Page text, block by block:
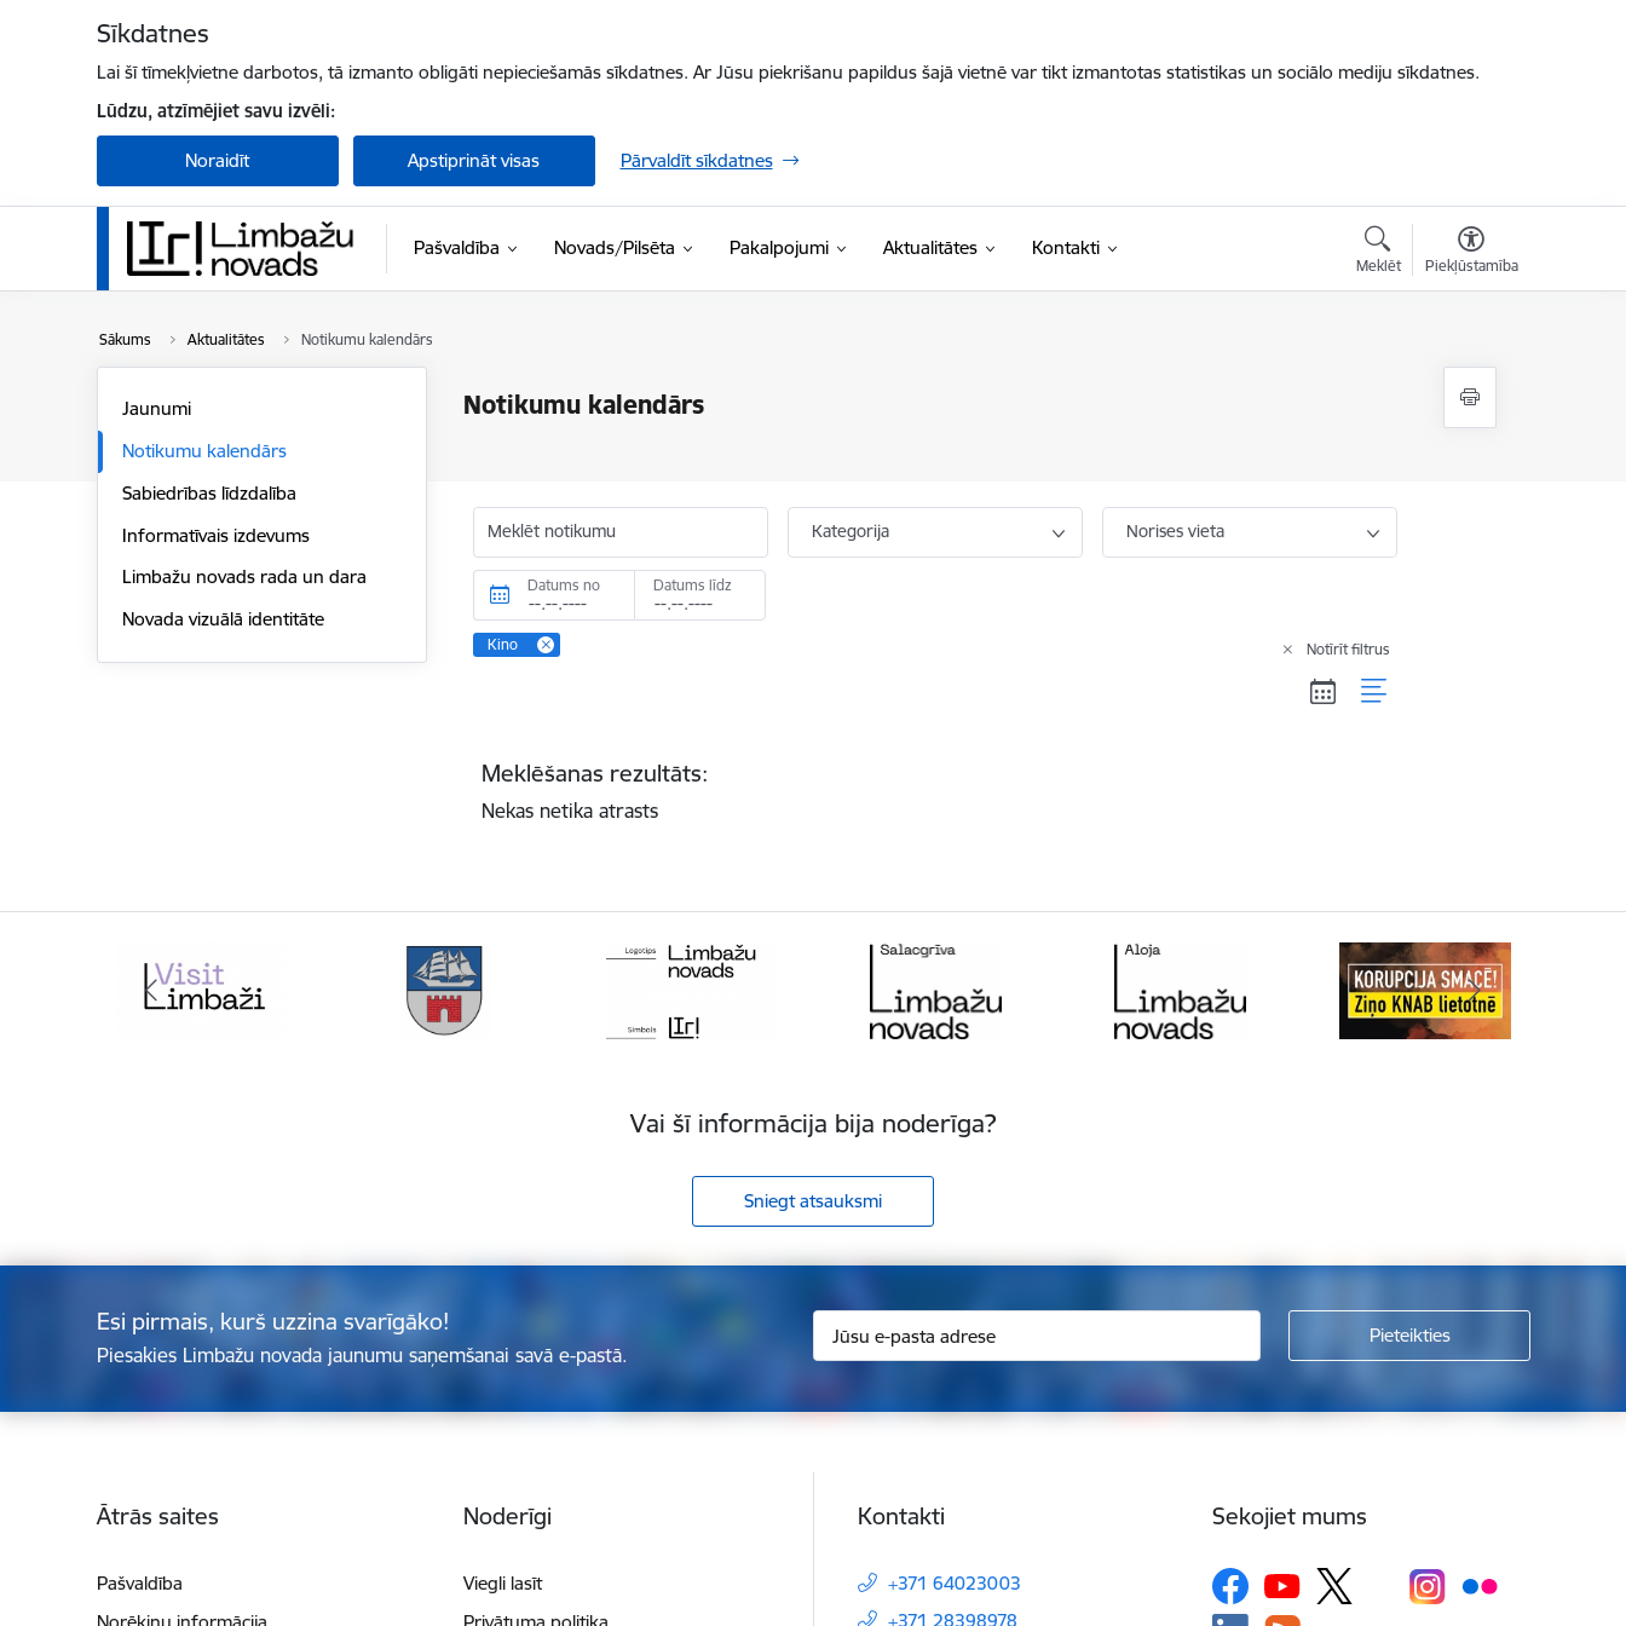
Sīkdatnes
Lai šī tīmekļvietne darbotos, tā izmanto obligāti nepieciešamās sīkdatnes. Ar Jūsu piekrišanu papildus šajā vietnē var tikt izmantotas statistikas un sociālo mediju sīkdatnes.
Lūdzu, atzīmējiet savu izvēli:
Noraidīt Apstiprināt visas Pārvaldīt sīkdatnes
Pašvaldība Novads/Pilsēta Pakalpojumi Aktualitātes Kontakti
Meklēt Piekļūstamība
Sākums Aktualitātes Notikumu kalendārs
Notikumu kalendārs
Jaunumi
Notikumu kalendārs
Sabiedrības līdzdalība
Informatīvais izdevums
Limbažu novads rada un dara
Novada vizuālā identitāte
Meklēt notikumu Kategorija Norises vieta
Datums no Datums līdz
Kino Notīrīt filtrus
Meklēšanas rezultāts:
Nekas netika atrasts
Vai šī informācija bija noderīga?
Sniegt atsauksmi
Esi pirmais, kurš uzzina svarīgāko!
Piesakies Limbažu novada jaunumu saņemšanai savā e-pastā.
Ātrās saites
Pašvaldība
Noderīgi
Viegli lasīt
Kontakti
+371 64023003
+371 28398978
Sekojiet mums